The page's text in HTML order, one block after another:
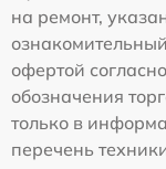
на ремонт,
офертой
обозначения
только в
перечень